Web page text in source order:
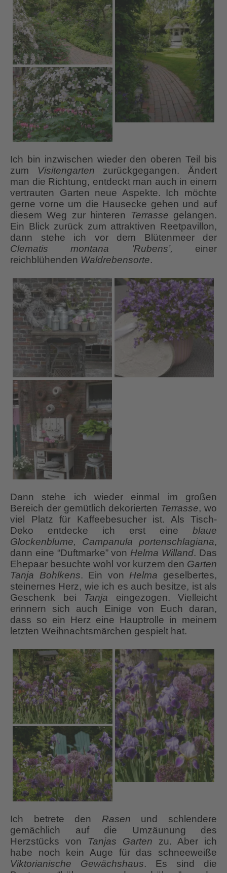
Ich bin inzwischen wieder den oberen Teil bis
zum
Visitengarten zurückgegangen. Ändert
man die Richtung, entdeckt man auch in einem
vertrauten Garten neue Aspekte. Ich möchte
gerne vorne um die Hausecke gehen und auf
diesem Weg zur hinteren
Terrasse gelangen.
Ein Blick zurück zum attraktiven Reetpavillon,
dann stehe ich vor dem Blütenmeer der
Clematis montana ‘Rubens’, einer
reichblühenden Waldrebensorte.
Dann stehe ich wieder einmal im großen
Bereich der gemütlich dekorierten Terrasse, wo
viel Platz für Kaffeebesucher ist. Als Tisch-
Deko entdecke ich erst eine blaue
Glockenblume, Campanula portenschlagiana,
dann eine “Duftmarke” von Helma Willand. Das
Ehepaar besuchte wohl vor kurzem den Garten
Tanja Bohlkens. Ein von Helma geselbertes,
steinernes Herz, wie ich es auch besitze, ist als
Geschenk bei Tanja eingezogen. Vielleicht
erinnern sich auch Einige von Euch daran,
dass so ein Herz eine Hauptrolle in meinem
letzten Weihnachtsmärchen gespielt hat.
Ich betrete den Rasen und schlendere
gemächlich auf die Umzäunung des
Herzstücks von Tanjas Garten zu. Aber ich
habe noch kein Auge für das schneeweiße
Viktorianische Gewächshaus. Es sind die